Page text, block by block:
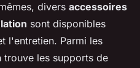
divers accessoires
sont disponibles
l'entretien. Parmi les
trouve les supports de